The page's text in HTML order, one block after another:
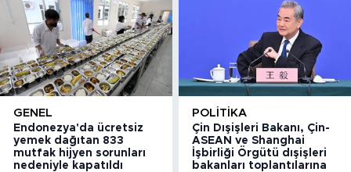
GENEL
Endonezya'da ücretsiz
yemek dağıtan 833
mutfak hijyen sorunları
nedeniyle kapatıldı
POLITIKA
Çin Dışişleri Bakanı, Çin-
ASEAN ve Shanghai
İşbirliği Örgütü dışişleri
bakanları toplantılarına